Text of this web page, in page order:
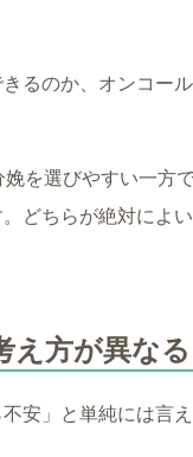
るのか、オンコー
を選びやすい一方
どちらが絶対によ
え方が異なる
安」と単純には言